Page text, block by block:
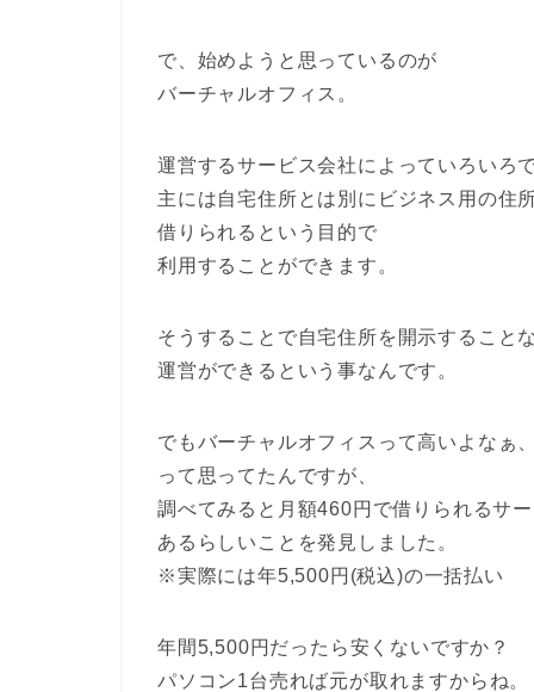
で、始めようと思っているのが
バーチャルオフィス。
運営するサービス会社によっていろいろで
主には自宅住所とは別にビジネス用の住
借りられるという目的で
利用することができます。
そうすることで自宅住所を開示することな
運営ができるという事なんです。
でもバーチャルオフィスって高いよなぁ、
って思ってたんですが、
調べてみると月額460円で借りられるサ
あるらしいことを発見しました。
※実際には年5,500円(税込)の一括払い
年間5,500円だったら安くないですか？
パソコン1台売れば元が取れますからね。